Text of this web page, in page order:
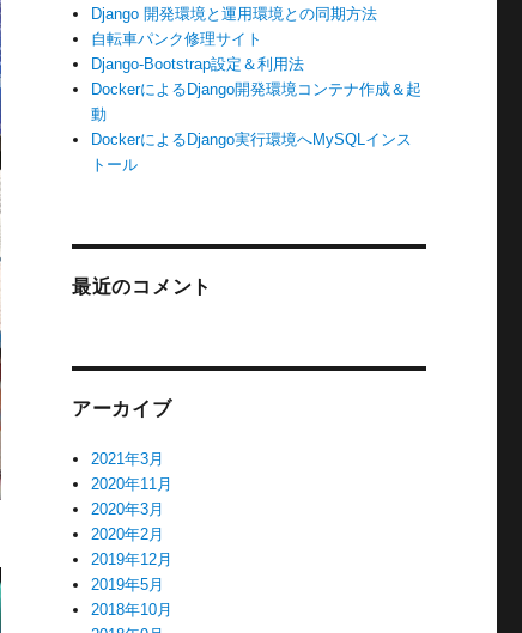
Django 開発環境と運用環境との同期方法
自転車パンク修理サイト
Django-Bootstrap設定＆利用法
DockerによるDjango開発環境コンテナ作成＆起
動
DockerによるDjango実行環境へMySQLインス
トール
最近のコメント
アーカイブ
2021年3月
2020年11月
2020年3月
2020年2月
2019年12月
2019年5月
2018年10月